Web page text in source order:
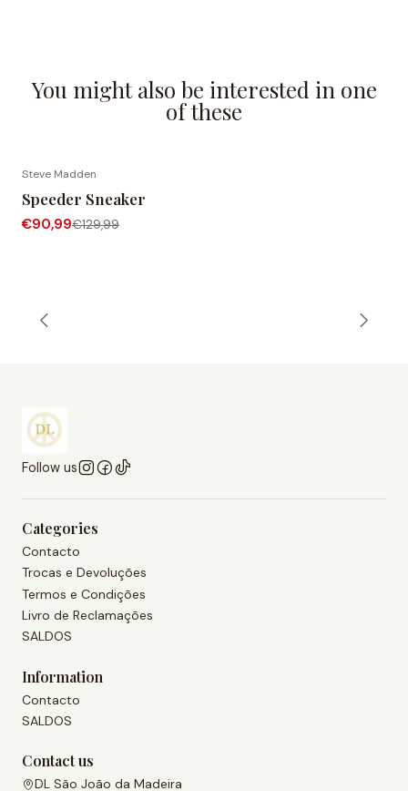
You might also be interested in one
of these
Steve Madden
Speeder Sneaker
€90,99€129,99
Follow us
Categories
Contacto
Trocas e Devoluções
Termos e Condições
Livro de Reclamações
SALDOS
Information
Contacto
SALDOS
Contact us
DL São João da Madeira